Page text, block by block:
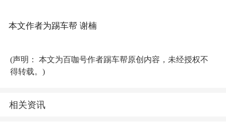
(声明： 本文为百咖号作者踢车帮原创内容，未经授权不
得转载。)
相关资讯